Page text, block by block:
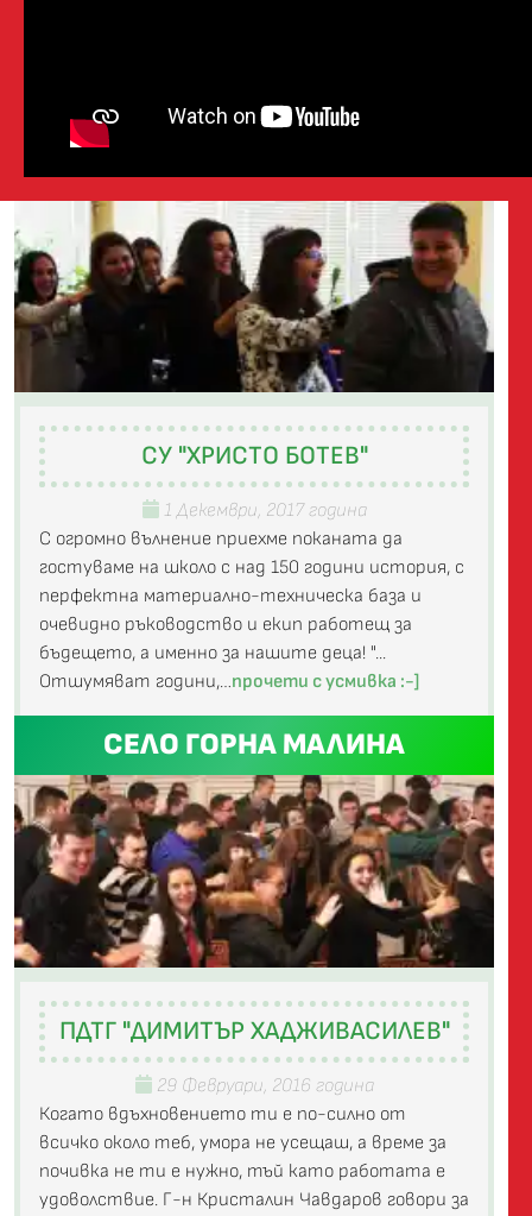
СУ "ХРИСТО БОТЕВ"
1 Декември, 2017 година
С огромно вълнение приехме поканата да
гостуваме на школо с над 150 години история, с
перфектна материално-техническа база и
очевидно ръководство и екип работещ за
бъдещето, а именно за нашите деца! "...
Отшумяват години,…прочети с усмивка :-]
СЕЛО ГОРНА МАЛИНА
ПДТГ "ДИМИТЪР ХАДЖИВАСИЛЕВ"
29 Февруари, 2016 година
Когато вдъхновението ти е по-силно от
всичко около теб, умора не усещаш, а време за
почивка не ти е нужно, тъй като работата е
удоволствие. Г-н Кристалин Чавдаров говори за